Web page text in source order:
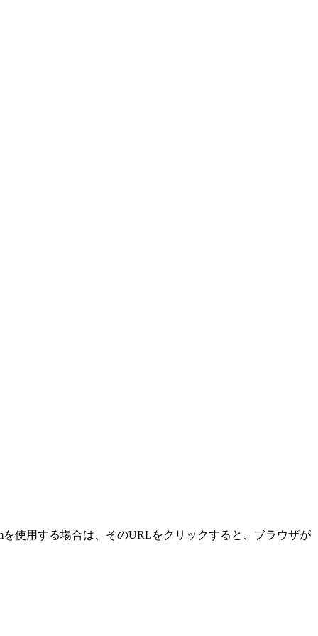
使用する場合は、そのURLをクリックすると、ブラウザが